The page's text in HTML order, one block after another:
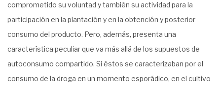
comprometido su voluntad y también su actividad para la
participación en la plantación y en la obtención y posterior
consumo del producto. Pero, además, presenta una
característica peculiar que va más allá de los supuestos de
autoconsumo compartido. Si éstos se caracterizaban por el
consumo de la droga en un momento esporádico, en el cultivo